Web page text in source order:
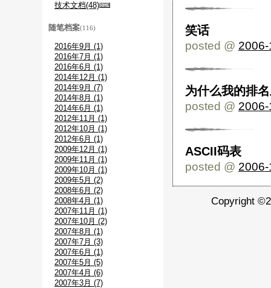
笑话
posted @
为什么我的排
posted @
ASCII码表
posted @
Copyright
技术文档(48)
随笔档案(116)
2016年9月 (1)
2016年7月 (1)
2016年6月 (1)
2014年12月 (1)
2014年9月 (7)
2014年8月 (1)
2014年6月 (1)
2012年11月 (1)
2012年10月 (1)
2012年6月 (1)
2009年12月 (1)
2009年11月 (1)
2009年10月 (1)
2009年5月 (2)
2008年6月 (2)
2008年4月 (1)
2007年11月 (1)
2007年10月 (2)
2007年8月 (1)
2007年7月 (3)
2007年6月 (1)
2007年5月 (5)
2007年4月 (6)
2007年3月 (7)